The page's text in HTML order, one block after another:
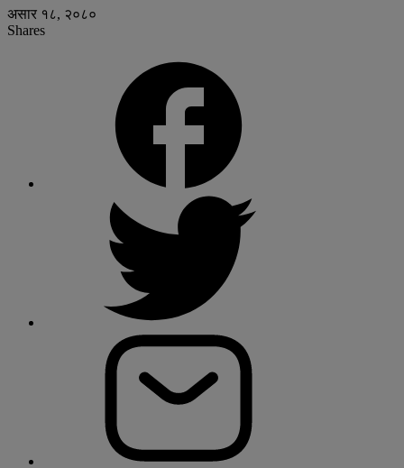
असार १८, २०८०
Shares